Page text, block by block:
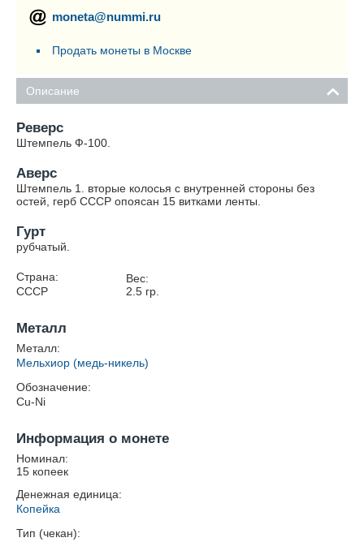
moneta@nummi.ru
Продать монеты в Москве
Описание
Реверс
Штемпель Ф-100.
Аверс
Штемпель 1. вторые колосья с внутренней стороны без
остей, герб СССР опоясан 15 витками ленты.
Гурт
рубчатый.
Страна:
СССР
Вес:
2.5гр.
Металл
Металл:
Мельхиор (медь-никель)
Обозначение:
Cu-Ni
Информация о монете
Номинал:
15 копеек
Денежная единица:
Копейка
Тип (чекан):